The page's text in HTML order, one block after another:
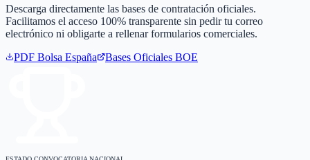
Descarga directamente las bases de contratación oficiales.
Facilitamos el acceso 100% transparente sin pedir tu correo
electrónico ni obligarte a rellenar formularios comerciales.
PDF Bolsa España Bases Oficiales BOE